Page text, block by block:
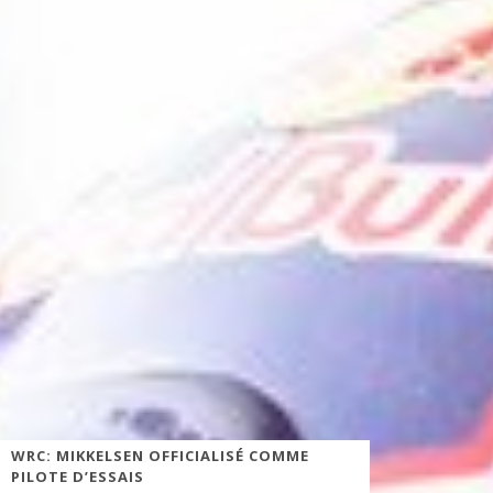
WRC: MIKKELSEN OFFICIALISÉ COMME
PILOTE D’ESSAIS